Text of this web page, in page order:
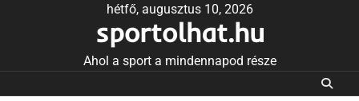
hétfő, augusztus 10, 2026
sportolhat.hu
Ahol a sport a mindennapod része